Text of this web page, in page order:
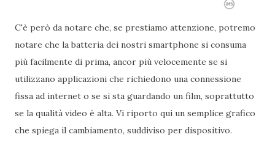
C'è però da notare che, se prestiamo attenzione, potremo
notare che la batteria dei nostri smartphone si consuma
più facilmente di prima, ancor più velocemente se si
utilizzano applicazioni che richiedono una connessione
fissa ad internet o se si sta guardando un film, soprattutto
se la qualità video è alta. Vi riporto qui un semplice grafico
che spiega il cambiamento, suddiviso per dispositivo.